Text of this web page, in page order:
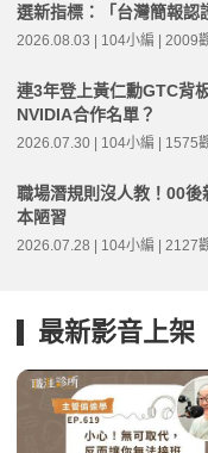
選新指標：「台灣簡報認
2026.08.03 | 104小編 | 2009
連3年登上黃仁勳GTC背
NVIDIA合作名單？
2026.07.30 | 104小編 | 1575
職場潛規則沒人教！00
本陋習
2026.07.28 | 104小編 | 2127
最新影音上架